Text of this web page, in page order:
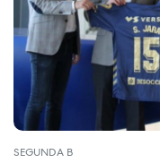
SEGUNDA B